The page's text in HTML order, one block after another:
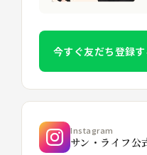
今すぐ友だち登録す
Instagram
サン・ライフ公